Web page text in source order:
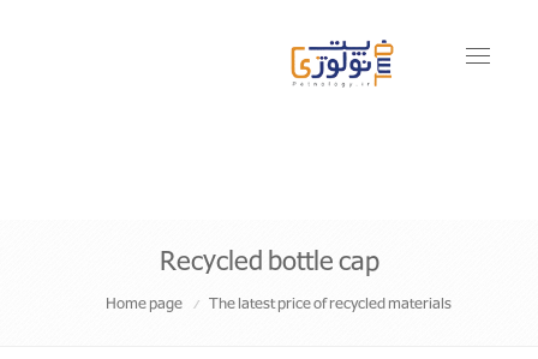
Toggle
Recycled bottle cap
Home page The latest price of recycled materials